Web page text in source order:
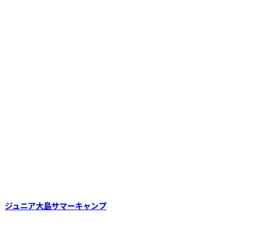
ジュニア大島サマーキャンプ